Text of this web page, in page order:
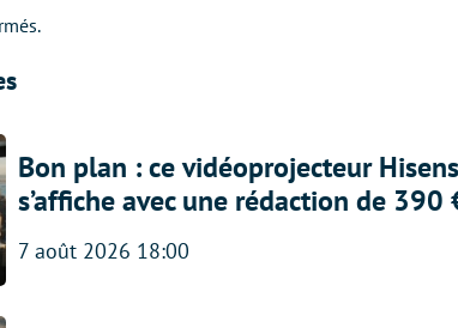
Bon plan : ce vidéoprojecteur
s’affiche avec une rédaction de 390
7 août 2026 18:00